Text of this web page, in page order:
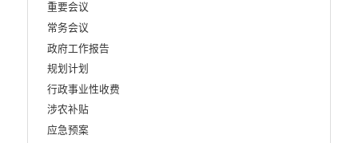
重要会议
常务会议
政府工作报告
规划计划
行政事业性收费
涉农补贴
应急预案